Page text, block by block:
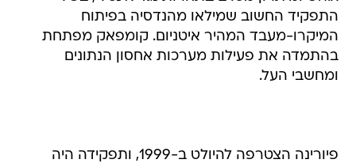
התפקיד החשוב שמילאו מהנדסיה בפיתוח
המיקרו-מעבד המהיר איטניום. קומפאק מפתחת
בהתמדה את פעילות מערכות אחסון הנתונים
ומחשבי העל.
פיורינה הצטרפה להיולט ב-1999, ותפקידה היה